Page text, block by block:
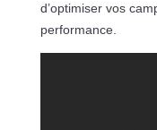
d’optimiser vos
performance.